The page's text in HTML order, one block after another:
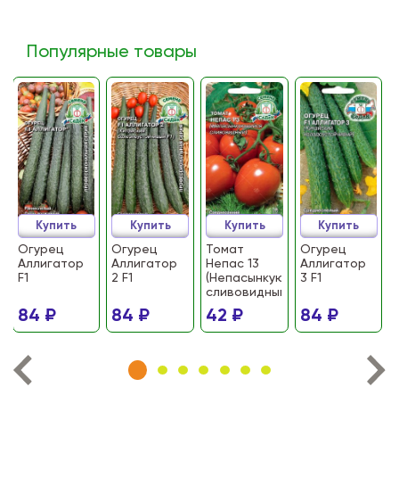
Популярные товары
Огурец
Аллигатор
F1
84 ₽
Купить
Огурец
Аллигатор
2 F1
84 ₽
Купить
Томат
Непас 13
(Непасынкующийся
сливовидный)
42 ₽
Купить
Огурец
Аллигатор
3 F1
84 ₽
Купить